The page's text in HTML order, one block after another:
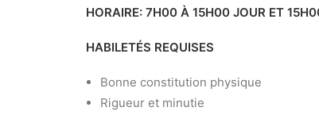
HORAIRE: 7H00 À 15H00 JOUR ET
HABILETÉS REQUISES
Bonne constitution physique
Rigueur et minutie